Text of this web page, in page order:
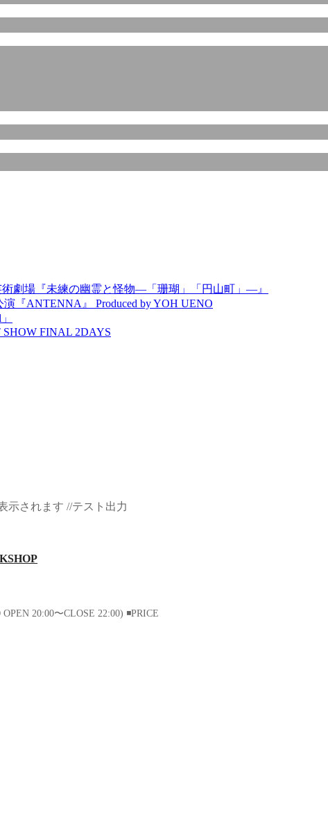
劇場『未練の幽霊と怪物―「珊瑚」「円山町」―』
『ANTENNA』 Produced by YOH UENO
FINAL 2DAYS
示されます //テスト出力
20:00〜CLOSE 22:00) ◾️PRICE